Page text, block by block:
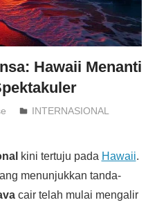
Hawaii Menanti
INTERNASIONAL
kini tertuju pada Hawaii.
menunjukkan tanda-
cair telah mulai mengalir